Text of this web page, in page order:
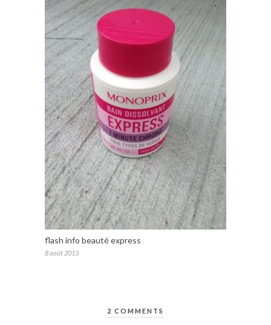
flash info beauté express
8 août 2013
2 COMMENTS